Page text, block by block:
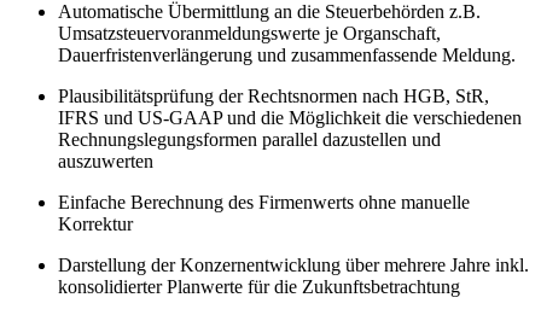
Automatische Übermittlung an die Steuerbehörden z.B.
Umsatzsteuervoranmeldungswerte je Organschaft,
Dauerfristenverlängerung und zusammenfassende Meldung.
Plausibilitätsprüfung der Rechtsnormen nach HGB, StR,
IFRS und US-GAAP und die Möglichkeit die verschiedenen
Rechnungslegungsformen parallel dazustellen und
auszuwerten
Einfache Berechnung des Firmenwerts ohne manuelle
Korrektur
Darstellung der Konzernentwicklung über mehrere Jahre inkl.
konsolidierter Planwerte für die Zukunftsbetrachtung